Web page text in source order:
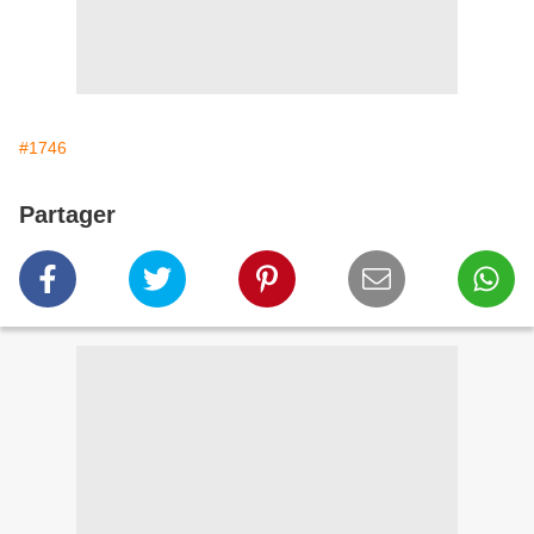
#1746
Partager